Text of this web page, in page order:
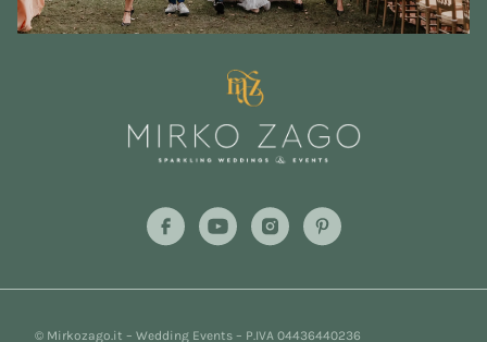
© Mirkozago.it – Wedding Events – P.IVA 04436440236